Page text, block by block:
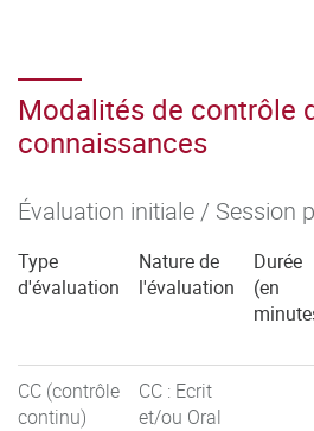
Modalités de contrôle
connaissances
Évaluation initiale / Session
Type
d'évaluation
Nature de
l'évaluation
Durée
(en
CC (contrôle
continu)
CC : Ecrit
et/ou Oral